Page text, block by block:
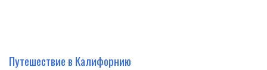
Путешествие в Калифорнию